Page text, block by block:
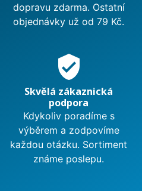
dopravu zdarma. Ostatní
objednávky už od 79 Kč.
verified_user
Skvělá zákaznická
podpora
Kdykoliv poradíme s
výběrem a zodpovíme
každou otázku. Sortiment
známe poslepu.